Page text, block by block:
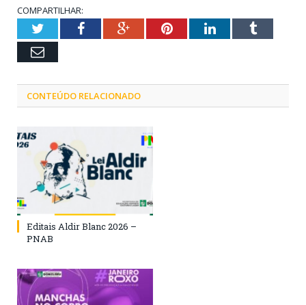
COMPARTILHAR:
TwitterFacebookGoogle+PinterestLinkedInTumblr
Email
CONTEÚDO RELACIONADO
Editais Aldir Blanc 2026 –
PNAB